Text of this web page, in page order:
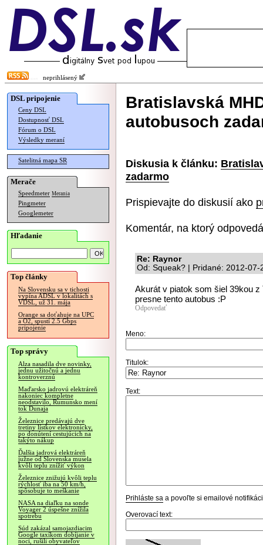
neprihlásený
DSL pripojenie
Ceny DSL
Dostupnosť DSL
Fórum o DSL
Výsledky meraní
Satelitná mapa SR
Merače
Speedmeter Merania
Pingmeter
Googlemeter
Hľadanie
Top články
Na Slovensku sa v tichosti
vypína ADSL v lokalitách s
VDSL, už 31. mája
Orange sa doťahuje na UPC
a O2, spustí 2.5 Gbps
pripojenie
Top správy
Alza nasadila dve novinky,
jednu užitočnú a jednu
kontroverznú
Maďarsko jadrovú elektráreň
nakoniec kompletne
neodstavilo, Rumunsko mení
tok Dunaja
Železnice predávajú dve
tretiny lístkov elektronicky,
po donútení cestujúcich na
takýto nákup
Ďalšia jadrová elektráreň
južne od Slovenska musela
kvôli teplu znížiť výkon
Železnice znižujú kvôli teplu
rýchlosť iba na 50 km/h,
spôsobuje to meškanie
NASA na diaľku na sonde
Voyager 2 úspešne znížila
spotrebu
Súd zakázal samojazdiacim
Google taxíkom dobíjanie v
noci, rušili obyvateľov
Bratislavská
autobusoch
Diskusia k článku:
zadarmo
Prispievajte do diskusií ako
Komentár, na ktorý
Re: Raynor
Od: Squeak? | Pridané: 2012-07-
Akurát v piatok som šiel 39kou
presne tento autobus :P
Odpovedať
Meno:
Titulok:
Text:
Prihláste sa a povoľte si emailové
Overovací text: